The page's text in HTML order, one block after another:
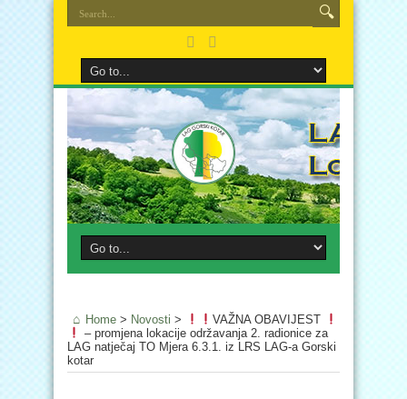
Home > Novosti >
VAŽNA OBAVIJEST
– promjena lokacije održavanja 2. radionice za
LAG natječaj TO Mjera 6.3.1. iz LRS LAG-a Gorski
kotar